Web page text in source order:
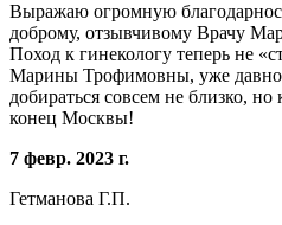
Выражаю огромную
доброму, отзывчивому Врачу
Поход к гинекологу теперь не
Марины Трофимовны, уже давно
добираться совсем не близко,
конец Москвы!
7 февр. 2023 г.
Гетманова Г.П.